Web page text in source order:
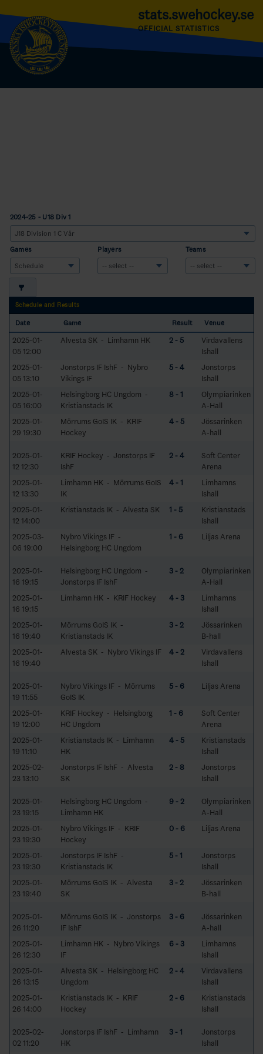
stats.swehockey.se
OFFICIAL STATISTICS
2024-25 - U18 Div 1
Games Players Teams
Schedule and Results
Date Game Result Venue
2025-01-
05 12:00
Alvesta SK - Limhamn HK 2 - 5
Virdavallens
Ishall
2025-01-
05 13:10
Jonstorps IF IshF - Nybro
Vikings IF
5 - 4
Jonstorps
Ishall
2025-01-
05 16:00
Helsingborg HC Ungdom -
Kristianstads IK
8 - 1
Olympiarinken
A-Hall
2025-01-
29 19:30
Mörrums GoIS IK - KRIF
Hockey
4 - 5
Jössarinken
A-hall
2025-01-
12 12:30
KRIF Hockey - Jonstorps IF
IshF
2 - 4
Soft Center
Arena
2025-01-
12 13:30
Limhamn HK - Mörrums GoIS
IK
4 - 1
Limhamns
Ishall
2025-01-
12 14:00
Kristianstads IK - Alvesta SK 1 - 5
Kristianstads
Ishall
2025-03-
06 19:00
Nybro Vikings IF -
Helsingborg HC Ungdom
1 - 6 Liljas Arena
2025-01-
16 19:15
Helsingborg HC Ungdom -
Jonstorps IF IshF
3 - 2
Olympiarinken
A-Hall
2025-01-
16 19:15
Limhamn HK - KRIF Hockey 4 - 3
Limhamns
Ishall
2025-01-
16 19:40
Mörrums GoIS IK -
Kristianstads IK
3 - 2
Jössarinken
B-hall
2025-01-
16 19:40
Alvesta SK - Nybro Vikings IF 4 - 2
Virdavallens
Ishall
2025-01-
19 11:55
Nybro Vikings IF - Mörrums
GoIS IK
5 - 6 Liljas Arena
2025-01-
19 12:00
KRIF Hockey - Helsingborg
HC Ungdom
1 - 6
Soft Center
Arena
2025-01-
19 11:10
Kristianstads IK - Limhamn
HK
4 - 5
Kristianstads
Ishall
2025-02-
23 13:10
Jonstorps IF IshF - Alvesta
SK
2 - 8
Jonstorps
Ishall
2025-01-
23 19:15
Helsingborg HC Ungdom -
Limhamn HK
9 - 2
Olympiarinken
A-Hall
2025-01-
23 19:30
Nybro Vikings IF - KRIF
Hockey
0 - 6 Liljas Arena
2025-01-
23 19:30
Jonstorps IF IshF -
Kristianstads IK
5 - 1
Jonstorps
Ishall
2025-01-
23 19:40
Mörrums GoIS IK - Alvesta
SK
3 - 2
Jössarinken
B-hall
2025-01-
26 11:20
Mörrums GoIS IK - Jonstorps
IF IshF
3 - 6
Jössarinken
A-hall
2025-01-
26 12:30
Limhamn HK - Nybro Vikings
IF
6 - 3
Limhamns
Ishall
2025-01-
26 13:15
Alvesta SK - Helsingborg HC
Ungdom
2 - 4
Virdavallens
Ishall
2025-01-
26 14:00
Kristianstads IK - KRIF
Hockey
2 - 6
Kristianstads
Ishall
2025-02-
02 11:20
Jonstorps IF IshF - Limhamn
HK
3 - 1
Jonstorps
Ishall